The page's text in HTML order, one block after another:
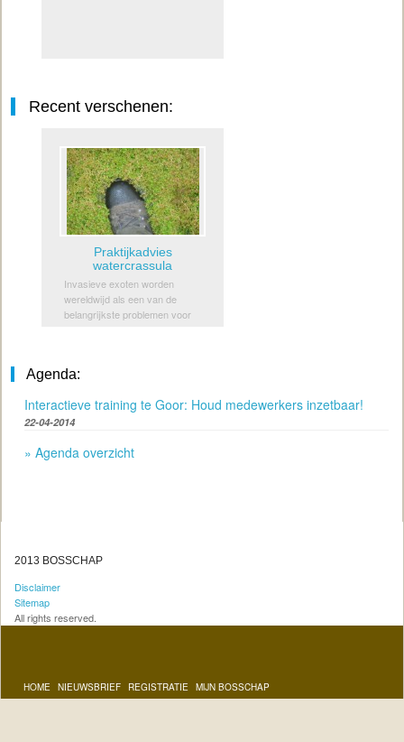
Recent verschenen:
Praktijkadvies
watercrassula
Invasieve exoten worden
wereldwijd als een van de
belangrijkste problemen voor
toeneemt in een gebied en het
biodiversiteit zichtbaar is,
betekent vrijwel altijd een zeer
benodigde inzet. Belangrijke
naburige beheerders. Daarom
watercrassula.
...
Agenda:
Interactieve training te Goor: Houd medewerkers inzetbaar!
22-04-2014
» Agenda overzicht
2013 BOSSCHAP
Disclaimer
Sitemap
All rights reserved.
HOME NIEUWSBRIEF REGISTRATIE MIJN BOSSCHAP